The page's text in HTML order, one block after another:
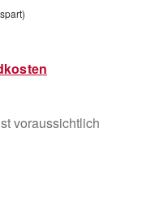
voraussichtlich